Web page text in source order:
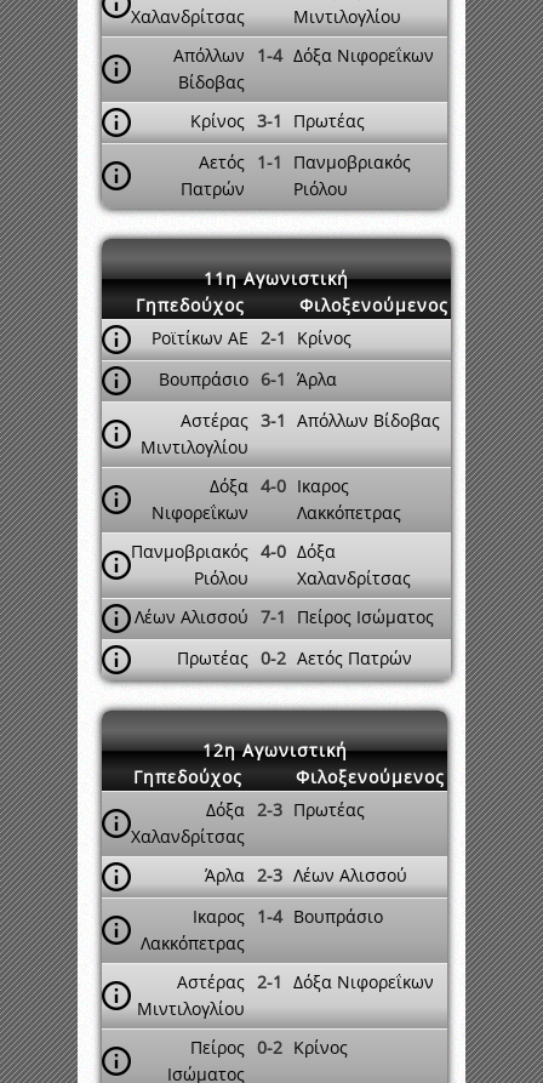
Χαλανδρίτσας
Μιντιλογλίου
Απόλλων
Βίδοβας
1-4 Δόξα Νιφορεΐκων
Κρίνος 3-1
Πρωτέας
Αετός
Πατρών
1-1
Πανμοβριακός
Ριόλου
11η Αγωνιστική
Γηπεδούχος
Φιλοξενούμενος
Ροϊτίκων ΑΕ 2-1
Κρίνος
Βουπράσιο 6-1 Άρλα
Αστέρας
Μιντιλογλίου
3-1 Απόλλων Βίδοβας
Δόξα
Νιφορεΐκων
4-0 Ικαρος
Λακκόπετρας
Πανμοβριακός
Ριόλου
4-0 Δόξα
Χαλανδρίτσας
Λέων Αλισσού 7-1
Πείρος Ισώματος
Πρωτέας 0-2 Αετός Πατρών
12η Αγωνιστική
Γηπεδούχος
Φιλοξενούμενος
Δόξα
Χαλανδρίτσας
2-3 Πρωτέας
Άρλα 2-3 Λέων Αλισσού
Ικαρος
Λακκόπετρας
1-4 Βουπράσιο
Αστέρας
Μιντιλογλίου
2-1 Δόξα Νιφορεΐκων
Πείρος
Ισώματος
0-2 Κρίνος